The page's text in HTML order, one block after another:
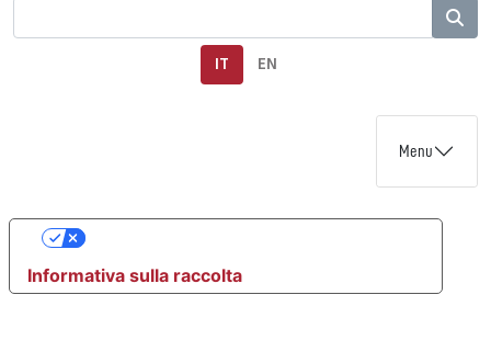
IT EN
Menu
Informativa sulla raccolta
Le tue preferenze relative alla privacy